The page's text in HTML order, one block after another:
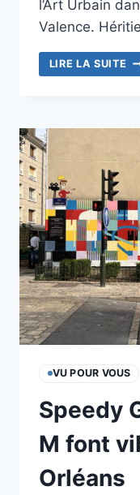
l’Art Urbain
Valence.
LIRE LA SUITE
&
VU POUR VOUS
Speedy
M font
Orléans